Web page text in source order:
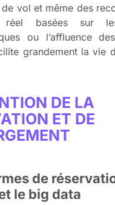
vol et même des
basées sur
ou l’affluence
grandement la vie
DE LA
ET DE
de
le big data